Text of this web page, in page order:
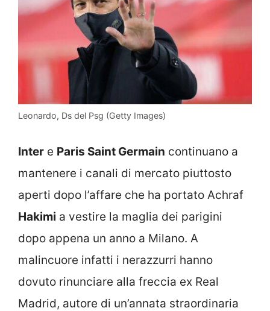
Leonardo, Ds del Psg (Getty Images)
Inter e Paris Saint Germain continuano a
mantenere i canali di mercato piuttosto
aperti dopo l’affare che ha portato Achraf
Hakimi a vestire la maglia dei parigini
dopo appena un anno a Milano. A
malincuore infatti i nerazzurri hanno
dovuto rinunciare alla freccia ex Real
Madrid, autore di un’annata straordinaria